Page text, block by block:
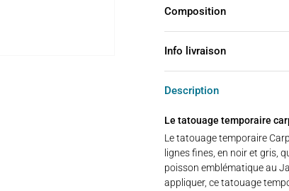
Composition
Info livraison
Description
Le tatouage temporaire
Le tatouage temporaire
lignes fines, en noir et gris,
poisson emblématique au
appliquer, ce tatouage